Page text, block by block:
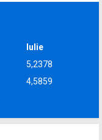
Iulie
5,2378
4,5859